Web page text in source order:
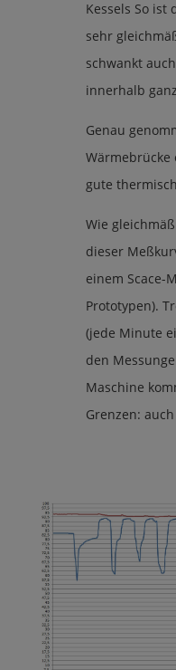
Kessels So ist
sehr
schwankt
innerhalb
Genau
gute
Wie
dieser
einem Scace-
Prototypen).
(jede Minute
den
Maschine
Grenzen: